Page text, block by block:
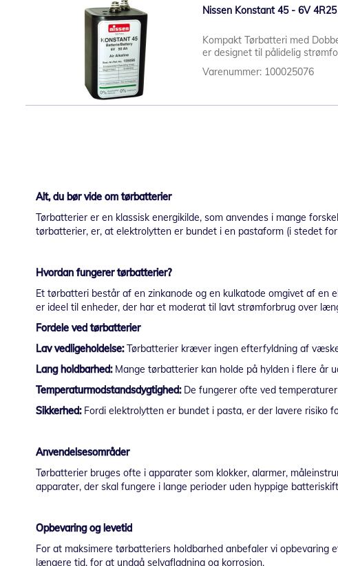
Nissen Konstant 45 - 6V
Kompakt Tørbatteri med
er designet til pålidelig
Varenummer: 100025076
Alt, du bør vide om tørbatterier
Tørbatterier er en klassisk energikilde, som anvendes i mange
tørbatterier, er, at elektrolytten er bundet i en pastaform (i stedet
Hvordan fungerer tørbatterier?
Et tørbatteri består af en zinkanode og en kulkatode omgivet af en
er ideel til enheder, der har et moderat til lavt strømforbrug over
Fordele ved tørbatterier
Lav vedligeholdelse:Tørbatterier kræver ingen efterfyldning af
Lang holdbarhed:Mange tørbatterier kan holde på hylden i flere år
Temperaturmodstandsdygtighed:De fungerer ofte ved temperaturer
Sikkerhed:Fordi elektrolytten er bundet i pasta, er der lavere risiko
Anvendelsesområder
Tørbatterier bruges ofte i apparater som klokker, alarmer,
apparater, der skal fungere i lange perioder uden hyppige
Opbevaring og levetid
For at maksimere tørbatteriers holdbarhed anbefaler vi
længere tid, for at undgå selvafladning og korrosion.